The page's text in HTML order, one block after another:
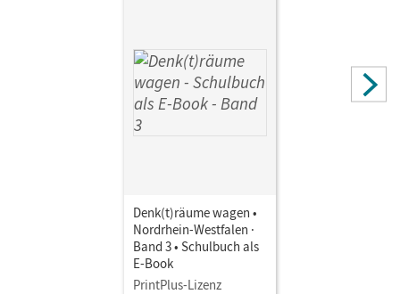
Denk(t)räume wagen •
Nordrhein-Westfalen ·
Band 3 • Schulbuch als
E-Book
PrintPlus-Lizenz